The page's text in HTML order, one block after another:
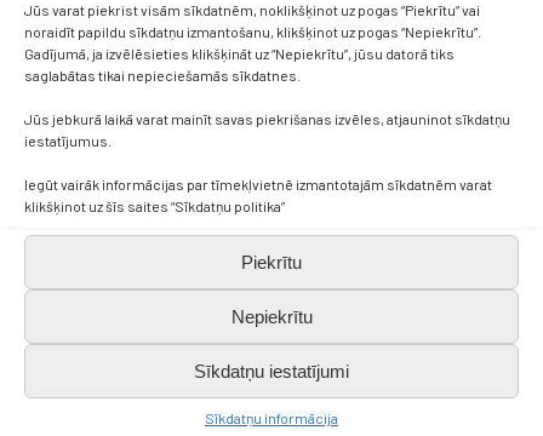
Jūs varat piekrist visām sīkdatnēm, noklikšķinot uz pogas “Piekrītu” vai
noraidīt papildu sīkdatņu izmantošanu, klikšķinot uz pogas “Nepiekrītu”.
Gadījumā, ja izvēlēsieties klikšķināt uz “Nepiekrītu”, jūsu datorā tiks
saglabātas tikai nepieciešamās sīkdatnes.
Jūs jebkurā laikā varat mainīt savas piekrišanas izvēles, atjauninot sīkdatņu
iestatījumus.
Iegūt vairāk informācijas par tīmekļvietnē izmantotajām sīkdatnēm varat
klikšķinot uz šīs saites “Sīkdatņu politika”
Piekrītu
Nepiekrītu
Sīkdatņu iestatījumi
Sīkdatņu informācija
koncerts, daudz skatītāju, jaunas
emocijas un kopā būšanas prieks.
Sirsnīgs paldies deju skolotājai
Elzai Hāzenai...
Read More